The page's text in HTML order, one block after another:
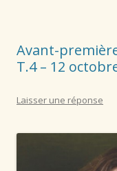
Avant-première
T.4⁠ – 12
Laisser une réponse